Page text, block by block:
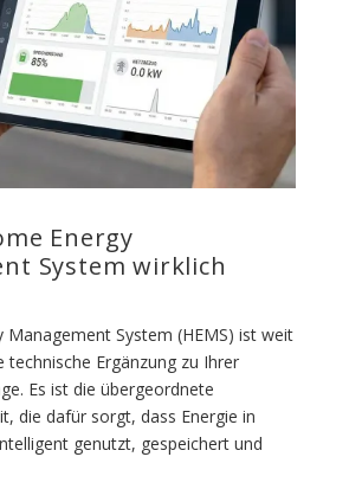
Energy
System wirklich
Management System (HEMS) ist weit
technische Ergänzung zu Ihrer
Es ist die übergeordnete
die dafür sorgt, dass Energie in
genutzt, gespeichert und